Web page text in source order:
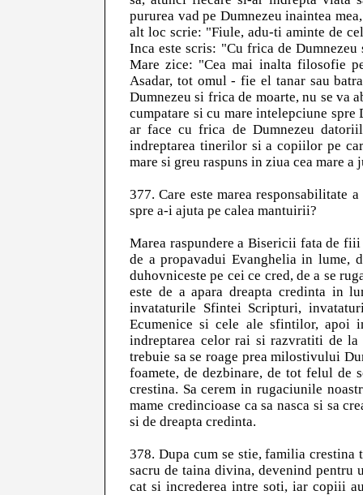
pururea vad pe Dumnezeu inaintea
alt loc scrie: "Fiule, adu-ti aminte de
Inca este scris: "Cu frica de
Mare zice: "Cea mai inalta filosofie
Asadar, tot omul - fie el tanar sau
Dumnezeu si frica de moarte, nu se va
cumpatare si cu mare intelepciune
ar face cu frica de Dumnezeu
indreptarea tinerilor si a copiilor pe
mare si greu raspuns in ziua cea mare a
377. Care este marea responsabilitate
spre a-i ajuta pe calea mantuirii?
Marea raspundere a Bisericii fata de
de a propavadui Evanghelia in lume,
duhovniceste pe cei ce cred, de a se
este de a apara dreapta credinta in
invataturile Sfintei Scripturi,
Ecumenice si cele ale sfintilor, apoi
indreptarea celor rai si razvratiti de la
trebuie sa se roage prea milostivului
foamete, de dezbinare, de tot felul de
crestina. Sa cerem in rugaciunile
mame credincioase ca sa nasca si sa
si de dreapta credinta.
378. Dupa cum se stie, familia
sacru de taina divina, devenind pentru
cat si increderea intre soti, iar copiii